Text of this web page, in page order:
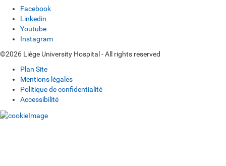
Facebook
Linkedin
Youtube
Instagram
©2026 Liège University Hospital - All rights reserved
Plan Site
Mentions légales
Politique de confidentialité
Accessibilité